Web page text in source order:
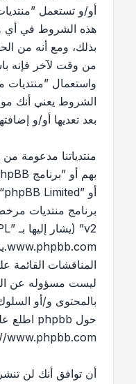
أو/و تستعمل
هذه الشروط في أي
بذلك، ومع أنه من
من وقت لآخر فإنه
واستعمال ”منتديات
الشروط يعني أنك
بعد تعديها أو/و
برنامج منتديات
v2” (يشار إليها بـ ”GPL“) ومن الممكن تحميله من
www.phpbb.com
ليست مسؤوله عن
بالمحتوى و/أو
حول phpbb اطلع على
www.phpbb.com/
أن توافق أنك لن